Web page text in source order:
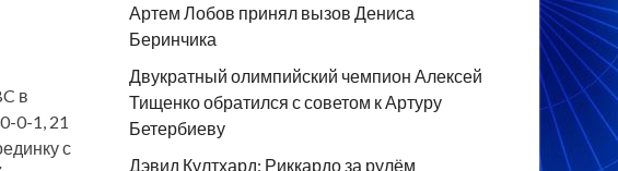
в
0-1, 21
с
Артем Лобов принял вызов Дениса
Беринчика
Двукратный олимпийский чемпион Алексей
Тищенко обратился с советом к Артуру
Бетербиеву
Дэвид Култхард: Риккардо за рулём